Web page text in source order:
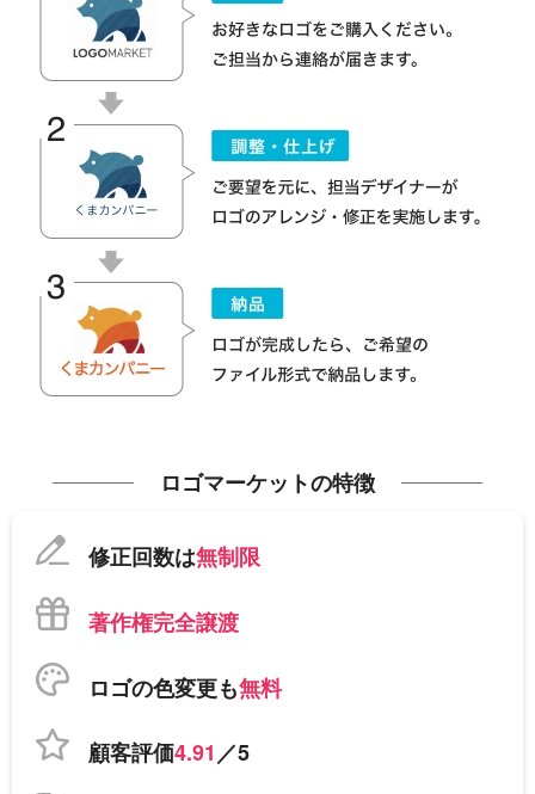
ロゴマーケットの特徴
修正回数は無制限
著作権完全譲渡
ロゴの色変更も無料
顧客評価4.91／5